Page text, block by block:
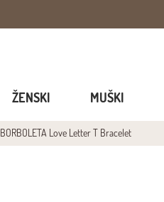
ŽENSKI MUŠKI
BORBOLETA Love Letter T Bracelet